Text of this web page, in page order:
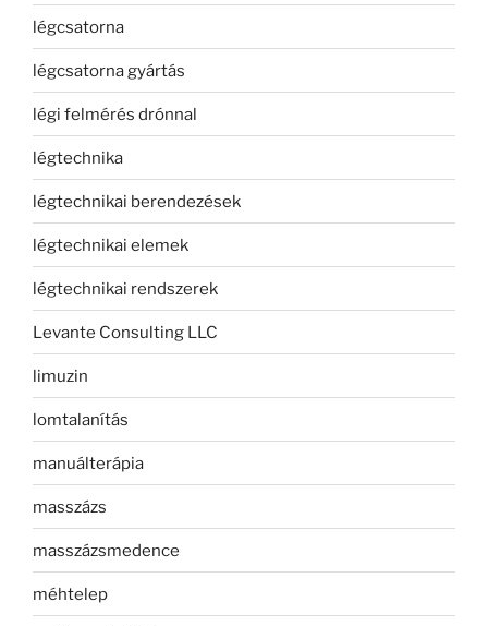
légcsatorna
légcsatorna gyártás
légi felmérés drónnal
légtechnika
légtechnikai berendezések
légtechnikai elemek
légtechnikai rendszerek
Levante Consulting LLC
limuzin
lomtalanítás
manuálterápia
masszázs
masszázsmedence
méhtelep